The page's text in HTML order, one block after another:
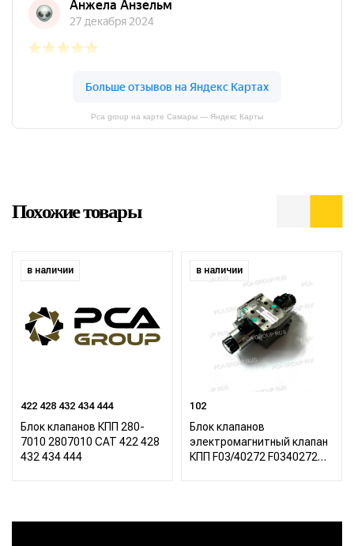
Pca group на карте Самары — Яндекс Карты
Похожие товары
в наличии
422 428 432 434 444
Блок клапанов КПП 280-
7010 2807010 CAT 422 428
432 434 444
в наличии
102
Блок клапанов
электромагнитный клапан
КПП F03/40272 F0340272